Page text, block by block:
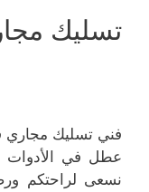
تسليك
فني تسليك
عطل في الأدوات
نسعى لراحتكم